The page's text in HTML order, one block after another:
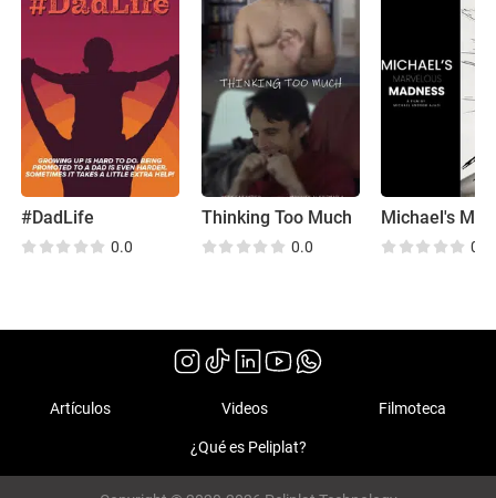
#DadLife
0.0
Thinking Too Much
0.0 0.0
Artículos Videos Filmoteca
¿Qué es Peliplat?